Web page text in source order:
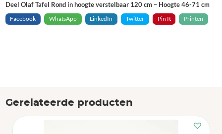
Deel Olaf Tafel Rond in hoogte verstelbaar 120 cm – Hoogte 46-71 cm
Facebook
WhatsApp LinkedIn Twitter Pin It Printen
Gerelateerde producten